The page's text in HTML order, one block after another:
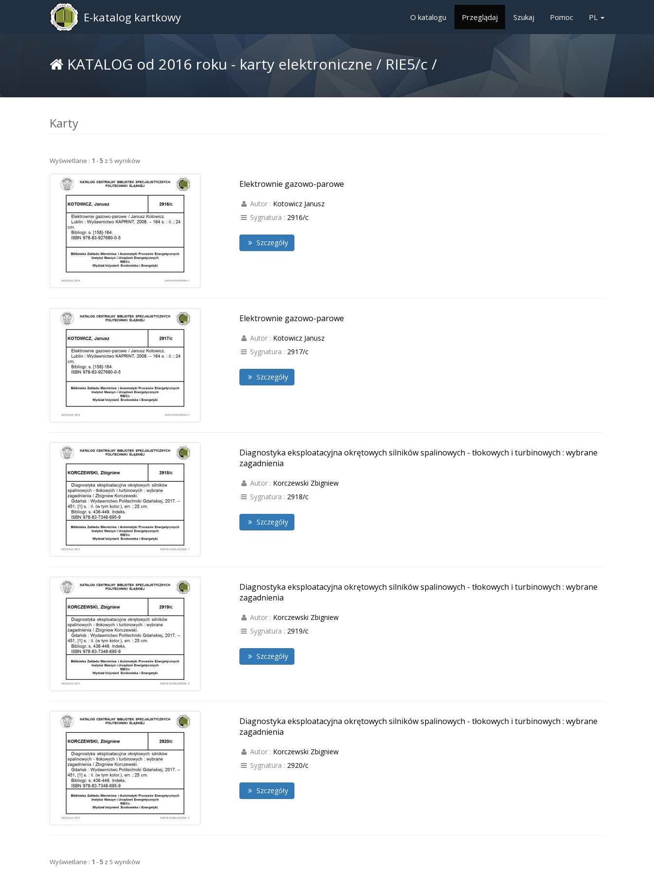
E-katalog kartkowy O katalogu Przeglądaj Szukaj Pomoc PL
KATALOG od 2016 roku - karty elektroniczne / RIE5/c /
Karty
Wyświetlane : 1 -5 z 5 wyników
Elektrownie gazowo-parowe
Autor : Kotowicz Janusz
Sygnatura : 2916/c
Szczegóły
Elektrownie gazowo-parowe
Autor : Kotowicz Janusz
Sygnatura : 2917/c
Szczegóły
Diagnostyka eksploatacyjna okrętowych silników spalinowych - tłokowych i turbinowych : wybrane
zagadnienia
Autor : Korczewski Zbigniew
Sygnatura : 2918/c
Szczegóły
Diagnostyka eksploatacyjna okrętowych silników spalinowych - tłokowych i turbinowych : wybrane
zagadnienia
Autor : Korczewski Zbigniew
Sygnatura : 2919/c
Szczegóły
Diagnostyka eksploatacyjna okrętowych silników spalinowych - tłokowych i turbinowych : wybrane
zagadnienia
Autor : Korczewski Zbigniew
Sygnatura : 2920/c
Szczegóły
Wyświetlane : 1 -5 z 5 wyników